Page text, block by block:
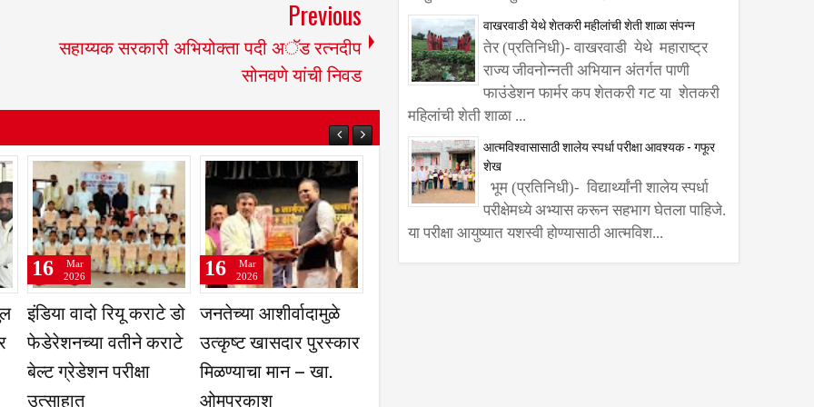
Previous
सहाय्यक सरकारी अभियोक्ता पदी अॅड रत्नदीप
सोनवणे यांची निवड
कारभारामुळे
गॅस
भाविकांसाठी सोयीचा मार्ग;
दररोज ६ ते ८ हजार
भाविकांच्या वाहनांची ये-
जा – वेळ, इंधन आणि
16
Mar
2026
शरण पाटील यांचा महसुल
विभागाच्या वतीने सत्कार
16
Mar
2026
वाखरवाडी येथे शेतकरी महीलांची शेती शाळा संपन्न
तेर (प्रतिनिधी)- वाखरवाडी येथे महाराष्ट्र
राज्य जीवनोन्नती अभियान अंतर्गत पाणी
फाउंडेशन फार्मर कप शेतकरी गट या शेतकरी
महिलांची शेती शाळा ...
आत्मविश्वासासाठी शालेय स्पर्धा परीक्षा आवश्यक - गफूर
शेख
भूम (प्रतिनिधी)- विद्यार्थ्यांनी शालेय स्पर्धा
परीक्षेमध्ये अभ्यास करून सहभाग घेतला पाहिजे.
या परीक्षा आयुष्यात यशस्वी होण्यासाठी आत्मविश...